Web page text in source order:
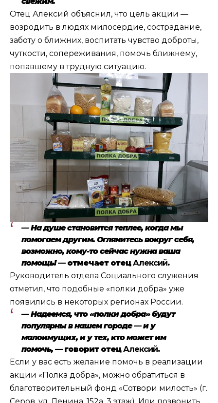
Отец Алексий объяснил, что цель акции —
возродить в людях милосердие, сострадание,
заботу о ближних, воспитать чувство доброты,
чуткости, сопереживания, помочь ближнему,
попавшему в трудную ситуацию.
— На душе становится теплее, когда мы
помогаем другим. Оглянитесь вокруг себя,
возможно, кому-то сейчас нужна ваша
помощь!— отмечает отецАлексий.
Руководитель отдела Социального служения
отметил, что подобные «полки добра» уже
появились в некоторых регионах России.
— Надеемся, что «полки добра» будут
популярны в нашем городе — и у
малоимущих, и у тех, кто может им
помочь, — говорит отецАлексий.
Если у вас есть желание помочь в реализации
акции «Полка добра», можно обратиться в
благотворительный фонд «Сотвори милость» (г.